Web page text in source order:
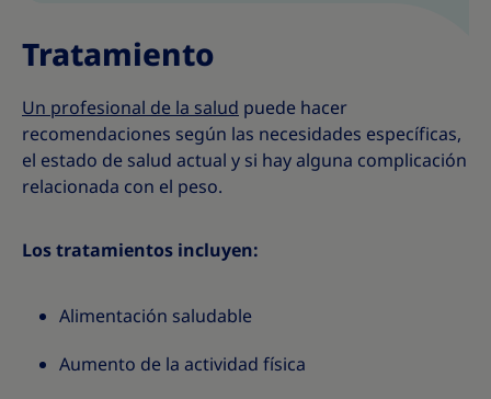
Tratamiento
Un profesional de la salud puede hacer
recomendaciones según las necesidades específicas,
el estado de salud actual y si hay alguna complicación
relacionada con el peso.
Los tratamientos incluyen:
Alimentación saludable
Aumento de la actividad física